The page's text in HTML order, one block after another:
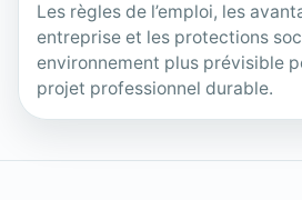
Les règles de l’emploi, les
entreprise et les protections
environnement plus prévisible
projet professionnel durable.